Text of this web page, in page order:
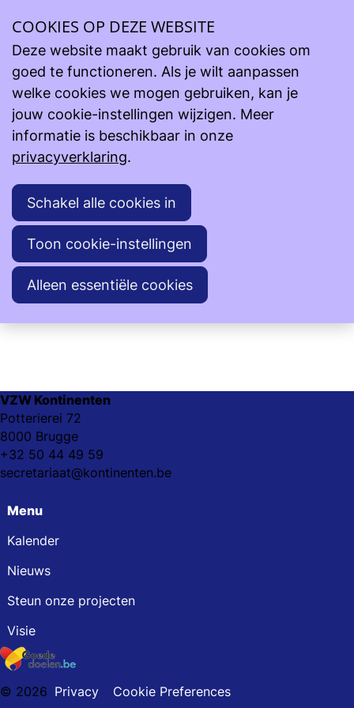
Steun onze projecten
Lopende projecten
Zusters van het Geloof - Tielt vzw - Camilla Ver Eecke -
Zusters van het Geloof - Tielt vzw - Camilla Ver Eecke
- Congo
IN TE VULLEN
VZW Kontinenten
Potterierei 72
8000 Brugge
+32 50 44 49 59
secretariaat@kontinenten.be
Menu
Kalender
Nieuws
Steun onze projecten
Visie
© 2026 Privacy Cookie Preferences
COOKIES OP DEZE WEBSITE
Deze website maakt gebruik van cookies om
goed te functioneren. Als je wilt aanpassen
welke cookies we mogen gebruiken, kan je
jouw cookie-instellingen wijzigen. Meer
informatie is beschikbaar in onze
privacyverklaring.
Schakel alle cookies in
Toon cookie-instellingen
Alleen essentiële cookies